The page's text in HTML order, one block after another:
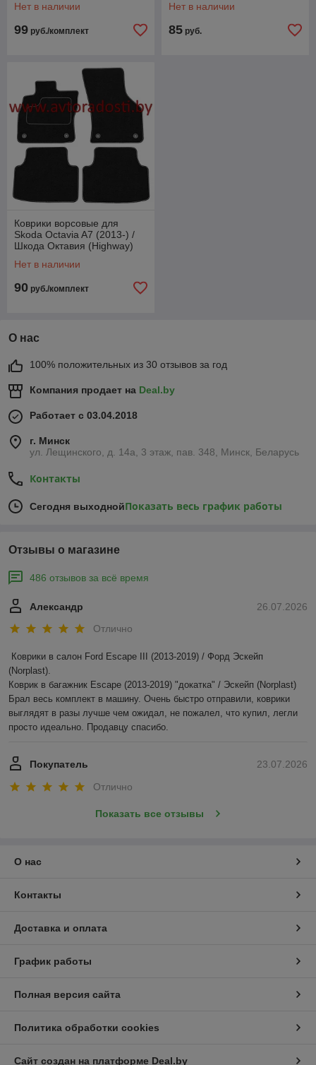
Нет в наличии
99 руб./комплект
Plast PE)
Нет в наличии
85 руб.
Коврики ворсовые для
Skoda Octavia A7 (2013-) /
Шкода Октавия (Highway)
Нет в наличии
90 руб./комплект
О нас
100% положительных из 30 отзывов за год
Компания продает на Deal.by
Работает с 03.04.2018
г. Минск
ул. Лещинского, д. 14а, 3 этаж, пав. 348, Минск, Беларусь
Контакты
Сегодня выходнойПоказать весь график работы
Отзывы о магазине
486 отзывов за всё время
26.07.2026
Александр
Отлично
Коврики в салон Ford Escape III (2013-2019) / Форд Эскейп
(Norplast).
Коврик в багажник Escape (2013-2019) "докатка" / Эскейп (Norplast)
Брал весь комплект в машину. Очень быстро отправили, коврики
выглядят в разы лучше чем ожидал, не пожалел, что купил, легли
просто идеально. Продавцу спасибо.
23.07.2026
Покупатель
Отлично
Показать все отзывы
О нас
Контакты
Доставка и оплата
График работы
Полная версия сайта
Политика обработки cookies
Сайт создан на платформе Deal.by